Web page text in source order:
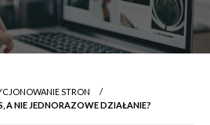
STRON
A NIE JEDNORAZOWE DZIAŁANIE?